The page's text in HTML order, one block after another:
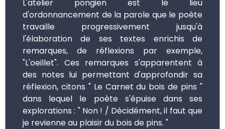
L'atelier pongien est le lieu
d'ordonnancement de la parole que le poète
travaille progressivement jusqu'à
l'élaboration de ses textes enrichis de
remarques, de réflexions par exemple,
"L'oeillet". Ces remarques s'apparentent à
des notes lui permettant d'approfondir sa
réflexion, citons " Le Carnet du bois de pins "
dans lequel le poète s'épuise dans ses
explorations : " Non ! / Décidément, il faut que
je revienne au plaisir du bois de pins. "